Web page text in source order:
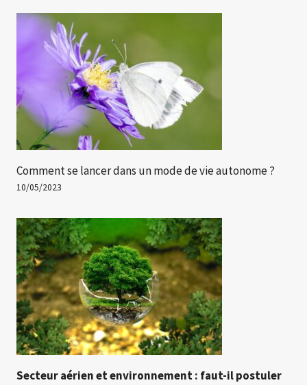
Comment se lancer dans un mode de vie autonome ?
10/05/2023
Secteur aérien et environnement : faut-il postuler